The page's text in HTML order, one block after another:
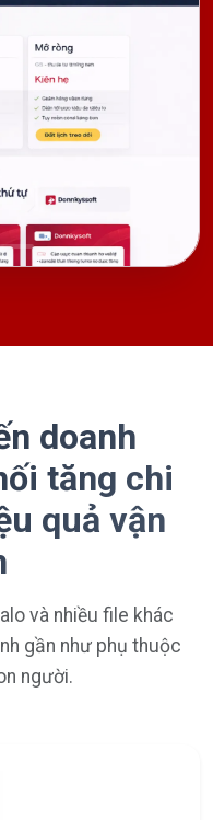
doanh
tăng chi
quả vận
và nhiều file khác
gần như phụ thuộc
người.